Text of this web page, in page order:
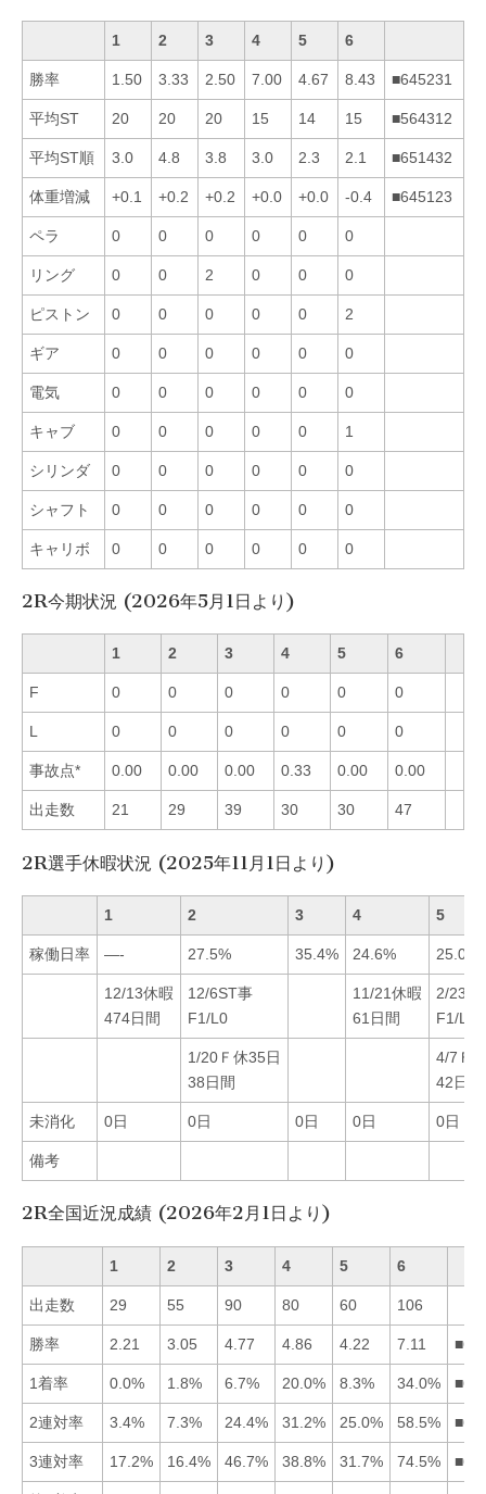
1 2 3 4 5 6
勝率 1.50 3.33 2.50 7.00 4.67 8.43 ■645231
平均ST 20 20 20 15 14 15 ■564312
平均ST順 3.0 4.8 3.8 3.0 2.3 2.1 ■651432
体重増減 +0.1 +0.2 +0.2 +0.0 +0.0 -0.4 ■645123
ペラ 0 0 0 0 0 0
リング 0 0 2 0 0 0
ピストン 0 0 0 0 0 2
ギア 0 0 0 0 0 0
電気 0 0 0 0 0 0
キャブ 0 0 0 0 0 1
シリンダ 0 0 0 0 0 0
シャフト 0 0 0 0 0 0
キャリボ 0 0 0 0 0 0
2R今期状況 (2026年5月1日より)
1 2 3 4 5 6
F 0 0 0 0 0 0
L 0 0 0 0 0 0
事故点* 0.00 0.00 0.00 0.33 0.00 0.00
出走数 21 29 39 30 30 47
2R選手休暇状況 (2025年11月1日より)
1 2 3 4 5
稼働日率 —- 27.5% 35.4% 24.6% 25.0%
12/13休暇
474日間
12/6ST事
F1/L0
11/21休暇
61日間
2/
F1/L0
1/20Ｆ休35日
38日間
4/7Ｆ
42日間
未消化 0日 0日 0日 0日 0日
備考
2R全国近況成績 (2026年2月1日より)
1 2 3 4 5 6
出走数 29 55 90 80 60 106
勝率 2.21 3.05 4.77 4.86 4.22 7.11
1着率 0.0% 1.8% 6.7% 20.0% 8.3% 34.0%
2連対率 3.4% 7.3% 24.4% 31.2% 25.0% 58.5%
3連対率 17.2% 16.4% 46.7% 38.8% 31.7% 74.5%